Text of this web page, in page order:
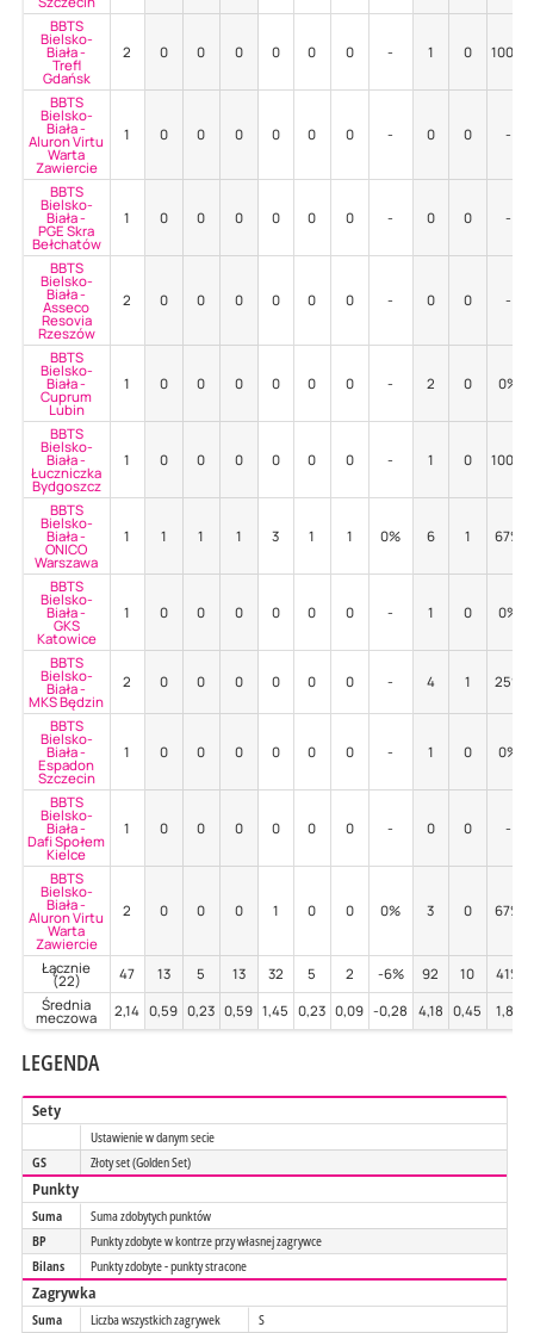
BBTS
Bielsko-
Biała -
Trefl
Gdańsk
2 0 0 0 0 0 0 - 1 0 100%
BBTS
Bielsko-
Biała -
Aluron Virtu
Warta
Zawiercie
1 0 0 0 0 0 0 - 0 0 -
BBTS
Bielsko-
Biała -
PGE Skra
Bełchatów
1 0 0 0 0 0 0 - 0 0 -
BBTS
Bielsko-
Biała -
Asseco
Resovia
Rzeszów
2 0 0 0 0 0 0 - 0 0 -
BBTS
Bielsko-
Biała -
Cuprum
Lubin
1 0 0 0 0 0 0 - 2 0 0%
BBTS
Bielsko-
Biała -
Łuczniczka
Bydgoszcz
1 0 0 0 0 0 0 - 1 0 100%
BBTS
Bielsko-
Biała -
ONICO
Warszawa
1 1 1 1 3 1 1 0% 6 1 67%
BBTS
Bielsko-
Biała -
GKS
Katowice
1 0 0 0 0 0 0 - 1 0 0%
BBTS
Bielsko-
Biała -
MKS Będzin
2 0 0 0 0 0 0 - 4 1 25%
BBTS
Bielsko-
Biała -
Espadon
Szczecin
1 0 0 0 0 0 0 - 1 0 0%
BBTS
Bielsko-
Biała -
Dafi Społem
Kielce
1 0 0 0 0 0 0 - 0 0 -
BBTS
Bielsko-
Biała -
Aluron Virtu
Warta
Zawiercie
2 0 0 0 1 0 0 0% 3 0 67%
Łącznie
(22) 47 13 5 13 32 5 2 -6% 92 10
41%
Średnia
meczowa 2,14 0,59 0,23 0,59 1,45 0,23 0,09 -0,28 4,18 0,45 1,88
LEGENDA
Sety
Ustawienie w danym secie
GS
Złoty set (Golden Set)
Punkty
Suma
Suma zdobytych punktów
BP
Punkty zdobyte w kontrze przy własnej zagrywce
Bilans
Punkty zdobyte - punkty stracone
Zagrywka
Suma Liczba wszystkich zagrywek
S